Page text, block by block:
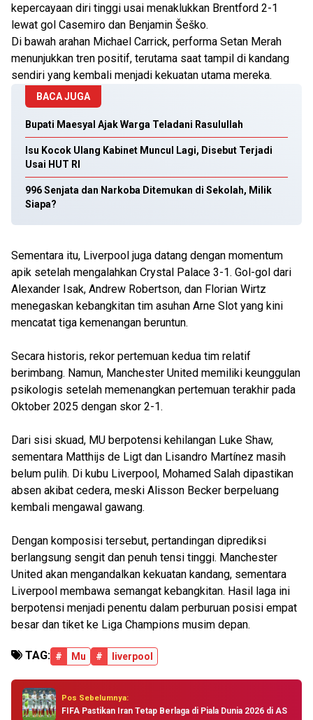
kepercayaan diri tinggi usai menaklukkan Brentford 2-1
lewat gol Casemiro dan Benjamin Šeško.
Di bawah arahan Michael Carrick, performa Setan Merah
menunjukkan tren positif, terutama saat tampil di kandang
sendiri yang kembali menjadi kekuatan utama mereka.
BACA JUGA
Bupati Maesyal Ajak Warga Teladani Rasulullah
Isu Kocok Ulang Kabinet Muncul Lagi, Disebut Terjadi
Usai HUT RI
996 Senjata dan Narkoba Ditemukan di Sekolah, Milik
Siapa?
Sementara itu, Liverpool juga datang dengan momentum
apik setelah mengalahkan Crystal Palace 3-1. Gol-gol dari
Alexander Isak, Andrew Robertson, dan Florian Wirtz
menegaskan kebangkitan tim asuhan Arne Slot yang kini
mencatat tiga kemenangan beruntun.
Secara historis, rekor pertemuan kedua tim relatif
berimbang. Namun, Manchester United memiliki keunggulan
psikologis setelah memenangkan pertemuan terakhir pada
Oktober 2025 dengan skor 2-1.
Dari sisi skuad, MU berpotensi kehilangan Luke Shaw,
sementara Matthijs de Ligt dan Lisandro Martínez masih
belum pulih. Di kubu Liverpool, Mohamed Salah dipastikan
absen akibat cedera, meski Alisson Becker berpeluang
kembali mengawal gawang.
Dengan komposisi tersebut, pertandingan diprediksi
berlangsung sengit dan penuh tensi tinggi. Manchester
United akan mengandalkan kekuatan kandang, sementara
Liverpool membawa semangat kebangkitan. Hasil laga ini
berpotensi menjadi penentu dalam perburuan posisi empat
besar dan tiket ke Liga Champions musim depan.
TAG: # Mu # liverpool
Pos Sebelumnya:
FIFA Pastikan Iran Tetap Berlaga di Piala Dunia 2026 di AS